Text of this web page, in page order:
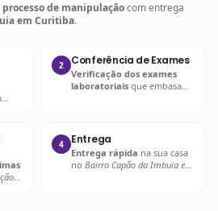
processo de manipulaçãocom entrega
em Curitiba.
2 Conferência de Exames
Verificação dos exames
laboratoriais que embasam
4 Entrega
Entrega rápida na sua casa
no Bairro Capão da Imbuia em